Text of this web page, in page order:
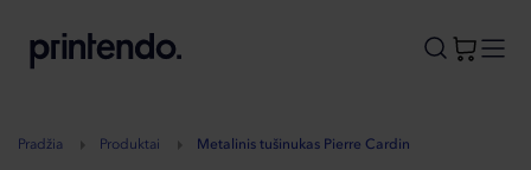
A
Pradžia Produktai Metalinis tušinukas Pierre Cardin